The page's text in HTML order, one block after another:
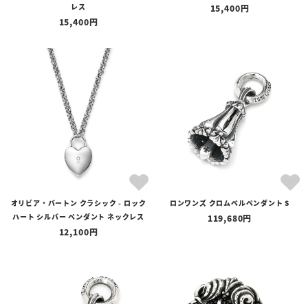
レス
15,400
15,400
オリビア・バートン クラシック - ロック
ハート シルバー ペンダント ネックレス
12,100
ロンワンズ クロムベルペンダント S
119,680